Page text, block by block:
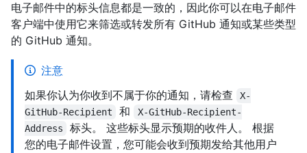
电子邮件中的标头信息都是一致的，因此你可以在电子邮件
客户端中使用它来筛选或转发所有 GitHub 通知或某些类型
的 GitHub 通知。
注意
如果你认为你收到不属于你的通知，请检查
X-
GitHub-Recipient
和
X-GitHub-Recipient-
Address
标头。 这些标头显示预期的收件人。 根据
您的电子邮件设置，您可能会收到预期发给其他用户